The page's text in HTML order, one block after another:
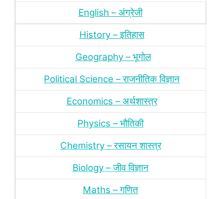
English – अंग्रेजी
History – इतिहास
Geography – भूगोल
Political Science – राजनीतिक विज्ञान
Economics – अर्थशास्‍त्र
Physics – भौतिकी
Chemistry – रसायन शास्‍त्र
Biology – जीव विज्ञान
Maths – गणित